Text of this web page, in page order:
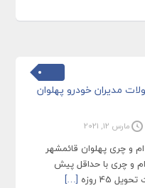
مدیران خودرو پهلوان
مارس 12, 2021
و چری پهلوان قائمشهر
و چری با حداقل پیش
45 روزه
[…]